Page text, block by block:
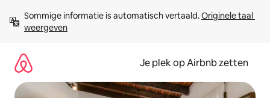
direct
naar
Sommige informatie is automatisch vertaald. Originele taal
weergeven
Je plek op Airbnb zetten